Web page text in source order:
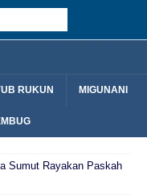
RUKUN MIGUNANI
Sumut Rayakan Paskah